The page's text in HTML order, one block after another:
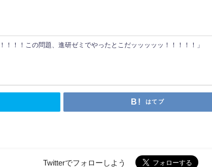
！！！この問題、進研ゼミでやったとこだッッッッッ！！！！！」
はてブ
Twitterでフォローしよう